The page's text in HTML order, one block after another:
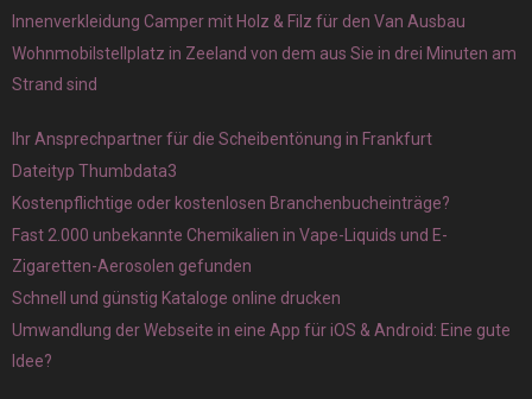
Innenverkleidung Camper mit Holz & Filz für den Van Ausbau
Wohnmobilstellplatz in Zeeland von dem aus Sie in drei Minuten am
Strand sind
Ihr Ansprechpartner für die Scheibentönung in Frankfurt
Dateityp Thumbdata3
Kostenpflichtige oder kostenlosen Branchenbucheinträge?
Fast 2.000 unbekannte Chemikalien in Vape-Liquids und E-
Zigaretten-Aerosolen gefunden
Schnell und günstig Kataloge online drucken
Umwandlung der Webseite in eine App für iOS & Android: Eine gute
Idee?